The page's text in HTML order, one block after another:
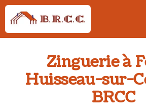
Passer
contenu
Zinguerie à
Huisseau-sur-
BRCC